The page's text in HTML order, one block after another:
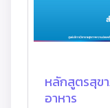
หลักสูตรสุข
อาหาร